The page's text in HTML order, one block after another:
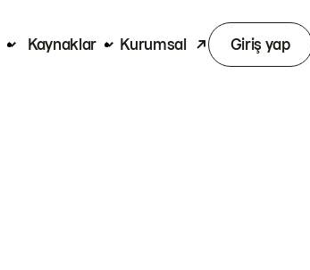
Kaynaklar Kurumsal Giriş yap